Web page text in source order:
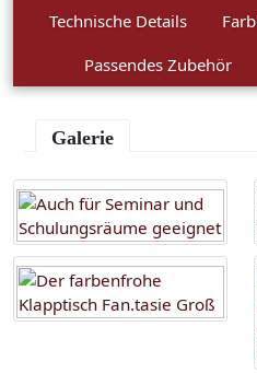
Technische Details
Passendes Zubehör
Galerie